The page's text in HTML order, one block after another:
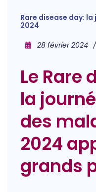
Rare disease day:
2024
28 février 2024
Le Rare
la
des
2024
grands